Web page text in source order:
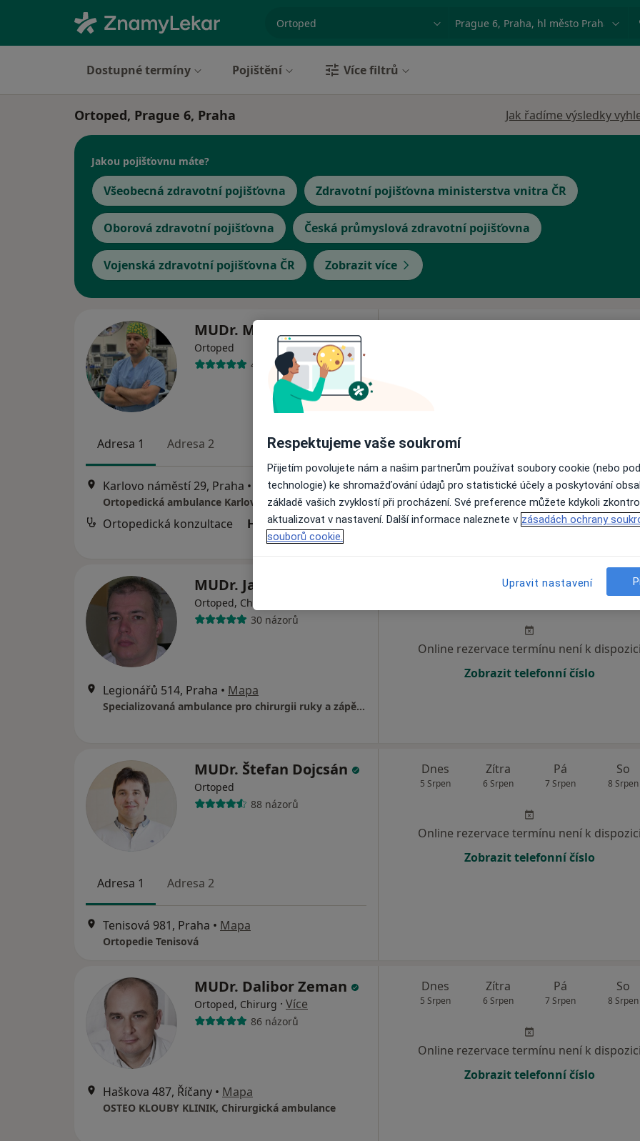
Dostupné termíny Pojištění Více filtrů
Ortoped, Prague 6, Praha Jak řadíme výsledky
Jakou pojišťovnu máte?
Všeobecná zdravotní pojišťovna Zdravotní pojišťovna ministerstva vnitra ČR
Oborová zdravotní pojišťovna Česká průmyslová zdravotní pojišťovna
Vojenská zdravotní pojišťovna ČR Zobrazit více
MUDr. Miloš Síbek
Ortoped
40 názorů
Adresa 1 Adresa 2
Karlovo náměstí 29, Praha • Mapa
Ortopedická ambulance Karlovo Náměstí, Keltia-Med, s.r.o.
Ortopedická konzultace Hrazeno pojišťovnou
MUDr. Jan Zlatohlavý
Ortoped, Chirurg
30 názorů
Legionářů 514, Praha • Mapa
Specializovaná ambulance pro chirurgii ruky a zápěstí
Zítra Pá
8 Srpen
Online rezervace termínu není k dispozici
Zobrazit telefonní číslo
MUDr. Štefan Dojcsán
Ortoped
88 názorů
Adresa 1 Adresa 2
Tenisová 981, Praha • Mapa
Ortopedie Tenisová
Dnes
5 Srpen
Zítra
6 Srpen
Pá
7 Srpen
So
8 Srpen
Online rezervace termínu není k dispozici
Zobrazit telefonní číslo
MUDr. Dalibor Zeman
Ortoped, Chirurg · Více
86 názorů
Haškova 487, Říčany • Mapa
OSTEO KLOUBY KLINIK, Chirurgická ambulance
Dnes
5 Srpen
Zítra
6 Srpen
Pá
7 Srpen
So
8 Srpen
Online rezervace termínu není k dispozici
Zobrazit telefonní číslo
Respektujeme vaše soukromí
Přijetím povolujete nám a našim partnerům používat soubory cookie (nebo
technologie) ke shromažďování údajů pro statistické účely a poskytování
základě vašich zvyklostí při procházení. Své preference můžete kdykoli
aktualizovat v nastavení. Další informace naleznete v zásadách ochrany
souborů cookie.
Upravit nastavení